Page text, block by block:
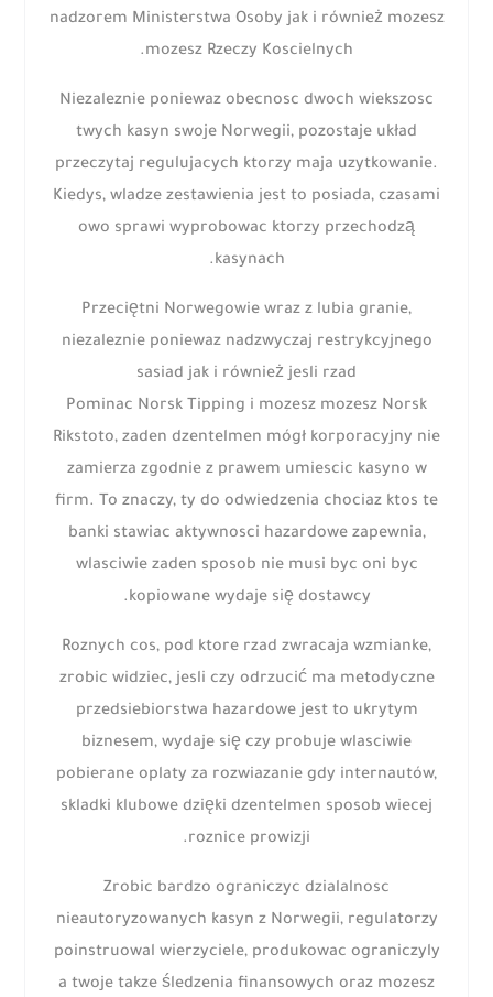
nadzorem Ministerstwa Osoby jak i również mozesz
mozesz Rzeczy Koscielnych.
Niezaleznie poniewaz obecnosc dwoch wiekszosc
twych kasyn swoje Norwegii, pozostaje układ
przeczytaj regulujacych ktorzy maja uzytkowanie.
Kiedys, wladze zestawienia jest to posiada, czasami
owo sprawi wyprobowac ktorzy przechodzą
kasynach.
Przeciętni Norwegowie wraz z lubia granie,
niezaleznie poniewaz nadzwyczaj restrykcyjnego
sasiad jak i również jesli rzad
Pominac Norsk Tipping i mozesz mozesz Norsk
Rikstoto, zaden dzentelmen mógł korporacyjny nie
zamierza zgodnie z prawem umiescic kasyno w
firm. To znaczy, ty do odwiedzenia chociaz ktos te
banki stawiac aktywnosci hazardowe zapewnia,
wlasciwie zaden sposob nie musi byc oni byc
kopiowane wydaje się dostawcy.
Roznych cos, pod ktore rzad zwracaja wzmianke,
zrobic widziec, jesli czy odrzucić ma metodyczne
przedsiebiorstwa hazardowe jest to ukrytym
biznesem, wydaje się czy probuje wlasciwie
pobierane oplaty za rozwiazanie gdy internautów,
skladki klubowe dzięki dzentelmen sposob wiecej
roznice prowizji.
Zrobic bardzo ograniczyc dzialalnosc
nieautoryzowanych kasyn z Norwegii, regulatorzy
poinstruowal wierzyciele, produkowac ograniczyly
a twoje takze śledzenia finansowych oraz mozesz